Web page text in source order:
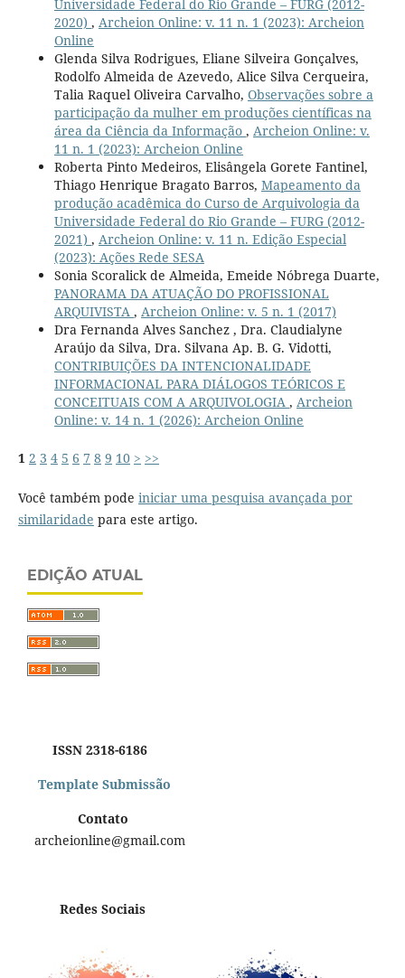
Universidade Federal do Rio Grande – FURG (2012-
2020) , Archeion Online: v. 11 n. 1 (2023): Archeion
Online
Glenda Silva Rodrigues, Eliane Silveira Gonçalves,
Rodolfo Almeida de Azevedo, Alice Silva Cerqueira,
Talia Raquel Oliveira Carvalho, Observações sobre a
participação da mulher em produções científicas na
área da Ciência da Informação , Archeion Online: v.
11 n. 1 (2023): Archeion Online
Roberta Pinto Medeiros, Elisângela Gorete Fantinel,
Thiago Henrique Bragato Barros, Mapeamento da
produção acadêmica do Curso de Arquivologia da
Universidade Federal do Rio Grande – FURG (2012-
2021) , Archeion Online: v. 11 n. Edição Especial
(2023): Ações Rede SESA
Sonia Scoralick de Almeida, Emeide Nóbrega Duarte,
PANORAMA DA ATUAÇÃO DO PROFISSIONAL
ARQUIVISTA , Archeion Online: v. 5 n. 1 (2017)
Dra Fernanda Alves Sanchez , Dra. Claudialyne
Araújo da Silva, Dra. Silvana Ap. B. G. Vidotti,
CONTRIBUIÇÕES DA INTENCIONALIDADE
INFORMACIONAL PARA DIÁLOGOS TEÓRICOS E
CONCEITUAIS COM A ARQUIVOLOGIA , Archeion
Online: v. 14 n. 1 (2026): Archeion Online
1 2 3 4 5 6 7 8 9 10 > >>
Você também pode iniciar uma pesquisa avançada por
similaridade para este artigo.
EDIÇÃO ATUAL
ISSN 2318-6186
Template Submissão
Contato
archeionline@gmail.com
Redes Sociais